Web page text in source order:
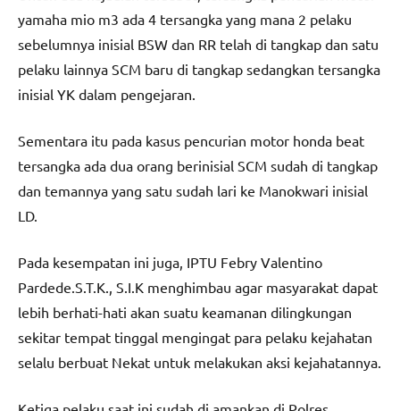
yamaha mio m3 ada 4 tersangka yang mana 2 pelaku
sebelumnya inisial BSW dan RR telah di tangkap dan satu
pelaku lainnya SCM baru di tangkap sedangkan tersangka
inisial YK dalam pengejaran.
Sementara itu pada kasus pencurian motor honda beat
tersangka ada dua orang berinisial SCM sudah di tangkap
dan temannya yang satu sudah lari ke Manokwari inisial
LD.
Pada kesempatan ini juga, IPTU Febry Valentino
Pardede.S.T.K., S.I.K menghimbau agar masyarakat dapat
lebih berhati-hati akan suatu keamanan dilingkungan
sekitar tempat tinggal mengingat para pelaku kejahatan
selalu berbuat Nekat untuk melakukan aksi kejahatannya.